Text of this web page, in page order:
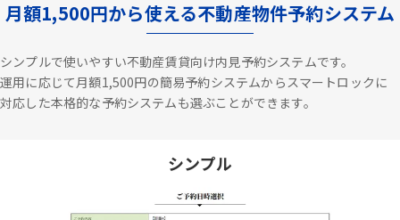
月額1,500円から使える不動産物件予約システム
シンプルで使いやすい不動産賃貸向け内見予約システムです。
運用に応じて月額1,500円の簡易予約システムからスマートロックに
対応した本格的な予約システムも選ぶことができます。
シンプル